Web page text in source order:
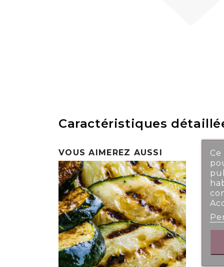
Caractéristiques
VOUS AIMEREZ AUSSI